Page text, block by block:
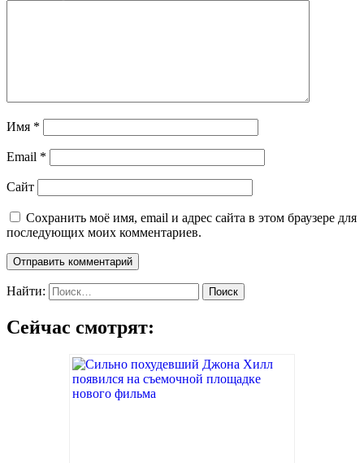
Имя *
Email *
Сайт
Сохранить моё имя, email и адрес сайта в этом браузере для
последующих моих комментариев.
Найти:
Сейчас смотрят: